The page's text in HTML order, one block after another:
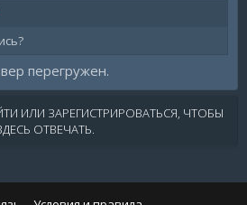
перегружен.
ИЛИ ЗАРЕГИСТРИРОВАТЬСЯ, ЧТОБЫ
ОТВЕЧАТЬ.